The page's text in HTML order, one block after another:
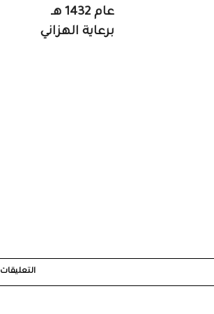
عام 1432 هـ
برعاية الهزاني
التعليقات